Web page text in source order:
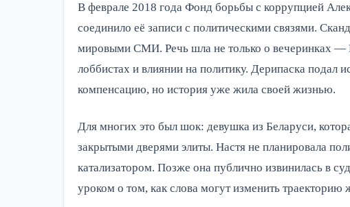
В феврале 2018 года Фонд борьбы с коррупцией
соединило её записи с политическими связями.
мировыми СМИ. Речь шла не только о вечеринках
лоббистах и влиянии на политику. Дерипаска подал
компенсацию, но история уже жила своей жизнью.
Для многих это был шок: девушка из Беларуси,
закрытыми дверями элиты. Настя не планировала
катализатором. Позже она публично извинилась в
уроком о том, как слова могут изменить траекторию